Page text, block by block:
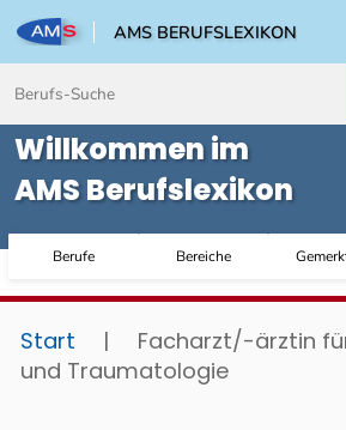
AMS BERUFSLEXIKON
Willkommen im
AMS Berufslexikon
Berufe Bereiche
Start |
Facharzt/-ärztin
und Traumatologie